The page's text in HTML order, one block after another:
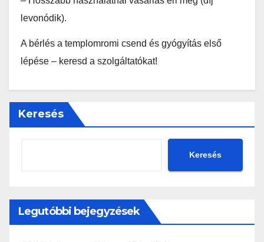
levonódik).
A bérlés a templomromi csend és gyógyítás első
lépése – keresd a szolgáltatókat!
Keresés
Keresés
Legutóbbi bejegyzések